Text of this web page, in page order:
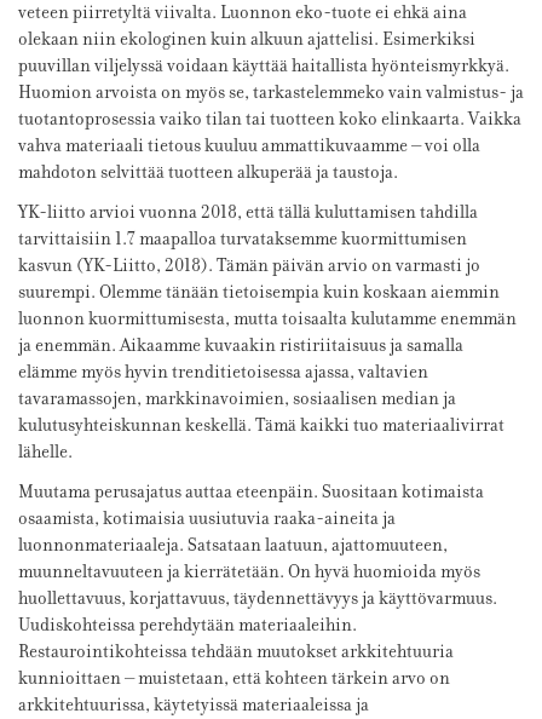
veteen piirretyltä viivalta. Luonnon eko-tuote ei ehkä aina
olekaan niin ekologinen kuin alkuun ajattelisi. Esimerkiksi
puuvillan viljelyssä voidaan käyttää haitallista hyönteismyrkkyä.
Huomion arvoista on myös se, tarkastelemmeko vain valmistus- ja
tuotantoprosessia vaiko tilan tai tuotteen koko elinkaarta. Vaikka
vahva materiaali tietous kuuluu ammattikuvaamme – voi olla
mahdoton selvittää tuotteen alkuperää ja taustoja.
YK-liitto arvioi vuonna 2018, että tällä kuluttamisen tahdilla
tarvittaisiin 1.7 maapalloa turvataksemme kuormittumisen
kasvun (YK-Liitto, 2018). Tämän päivän arvio on varmasti jo
suurempi. Olemme tänään tietoisempia kuin koskaan aiemmin
luonnon kuormittumisesta, mutta toisaalta kulutamme enemmän
ja enemmän. Aikaamme kuvaakin ristiriitaisuus ja samalla
elämme myös hyvin trenditietoisessa ajassa, valtavien
tavaramassojen, markkinavoimien, sosiaalisen median ja
kulutusyhteiskunnan keskellä. Tämä kaikki tuo materiaalivirrat
lähelle.
Muutama perusajatus auttaa eteenpäin. Suositaan kotimaista
osaamista, kotimaisia uusiutuvia raaka-aineita ja
luonnonmateriaaleja. Satsataan laatuun, ajattomuuteen,
muunneltavuuteen ja kierrätetään. On hyvä huomioida myös
huollettavuus, korjattavuus, täydennettävyys ja käyttövarmuus.
Uudiskohteissa perehdytään materiaaleihin.
Restaurointikohteissa tehdään muutokset arkkitehtuuria
kunnioittaen – muistetaan, että kohteen tärkein arvo on
arkkitehtuurissa, käytetyissä materiaaleissa ja